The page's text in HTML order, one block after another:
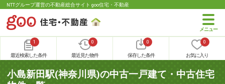
NTTグループ運営の不動産総合サイト goo住宅・不動産
1
最近検索した条件
0
最近見た物件
0
保存した条件
0
お気に入り
小島新田駅(神奈川県)の中古一戸建て・中古住宅